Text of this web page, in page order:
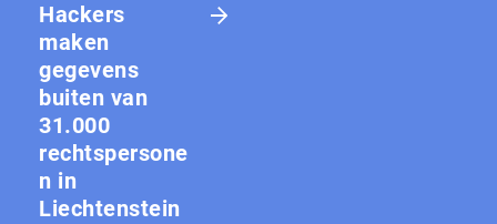
Hackers
maken
gegevens
buiten van
31.000
rechtspersone
n in
Liechtenstein